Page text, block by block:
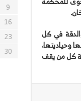
في كل
وحياديتها،
كل من يقف
9
16
23
30